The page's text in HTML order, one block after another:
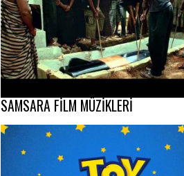
SAMSARA FİLM MÜZİKLERİ